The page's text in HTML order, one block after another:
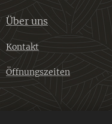
Über uns
Kontakt
Öffnungszeiten